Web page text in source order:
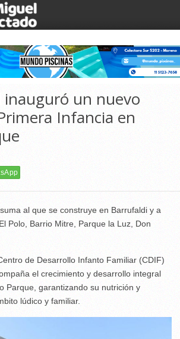
inauguró un nuevo
Infancia en
al que se construye en Barrufaldi y a
Polo, Barrio Mitre, Parque la Luz, Don
de Desarrollo Infanto Familiar (CDIF)
el crecimiento y desarrollo integral
Parque, garantizando su nutrición y
lúdico y familiar.